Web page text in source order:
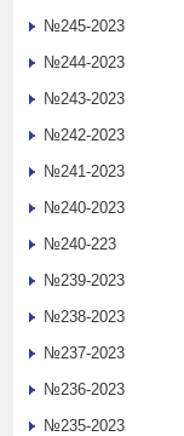
№245-2023
№244-2023
№243-2023
№242-2023
№241-2023
№240-2023
№240-223
№239-2023
№238-2023
№237-2023
№236-2023
№235-2023